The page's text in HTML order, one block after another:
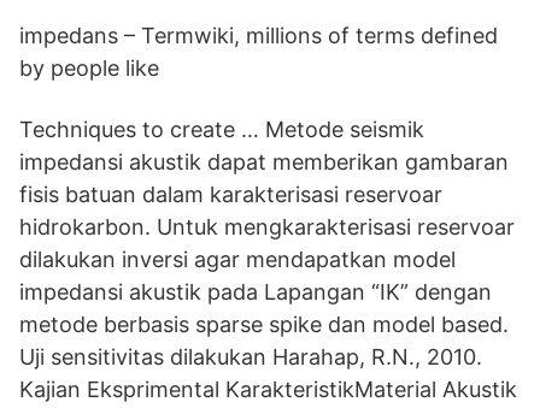
impedans – Termwiki, millions of terms defined
by people like
Techniques to create … Metode seismik
impedansi akustik dapat memberikan gambaran
fisis batuan dalam karakterisasi reservoar
hidrokarbon. Untuk mengkarakterisasi reservoar
dilakukan inversi agar mendapatkan model
impedansi akustik pada Lapangan “IK” dengan
metode berbasis sparse spike dan model based.
Uji sensitivitas dilakukan Harahap, R.N., 2010.
Kajian Eksprimental KarakteristikMaterial Akustik